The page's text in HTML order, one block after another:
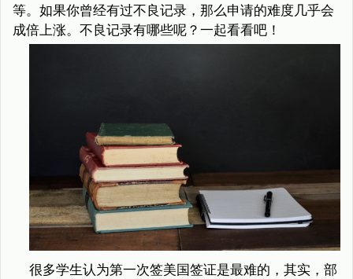
等。如果你曾经有过不良记录，那么申请的难度几乎会
成倍上涨。不良记录有哪些呢？一起看看吧！
很多学生认为第一次签美国签证是最难的，其实，部